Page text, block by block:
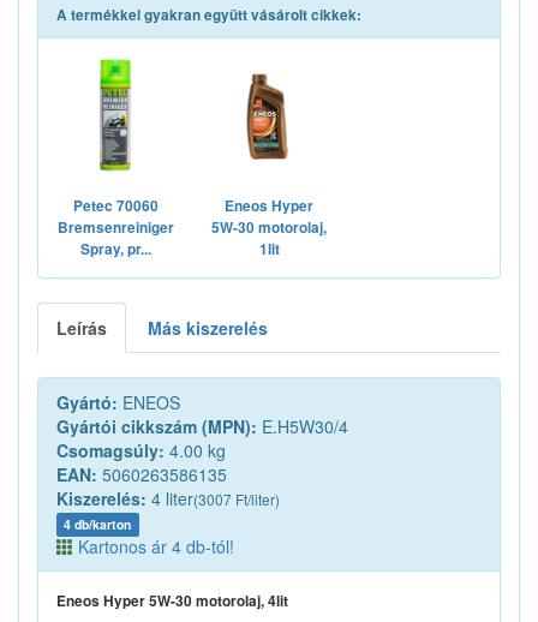
A termékkel gyakran együtt vásárolt cikkek:
Petec 70060
Bremsenreiniger
Spray, pr...
Eneos Hyper
5W-30 motorolaj,
1lit
Leírás Más kiszerelés
Gyártó: ENEOS
Gyártói cikkszám (MPN): E.H5W30/4
Csomagsúly: 4.00 kg
EAN: 5060263586135
Kiszerelés: 4 liter(3007 Ft/liter)
4 db/karton
Kartonos ár 4 db-tól!
Eneos Hyper 5W-30 motorolaj, 4lit